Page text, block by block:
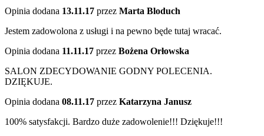
Opinia dodana 13.11.17 przez Marta Bloduch
Jestem zadowolona z usługi i na pewno będe tutaj wracać.
Opinia dodana 11.11.17 przez Bożena Orłowska
SALON ZDECYDOWANIE GODNY POLECENIA.
DZIĘKUJE.
Opinia dodana 08.11.17 przez Katarzyna Janusz
100% satysfakcji. Bardzo duże zadowolenie!!! Dziękuje!!!